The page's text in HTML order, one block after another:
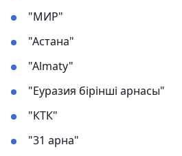
"МИР"
"Астана"
"Almaty"
"Еуразия бірінші арнасы"
"КТК"
"31 арна"